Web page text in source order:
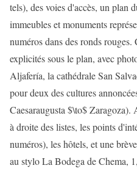
tels), des voies d'accès, un plan
immeubles et monuments
numéros dans des ronds
explicités sous le plan, avec
Aljafería, la cathédrale San
pour deux des cultures
Caesaraugusta $\to$
à droite des listes, les points
numéros), les hôtels, et une
au stylo La Bodega de Chema,